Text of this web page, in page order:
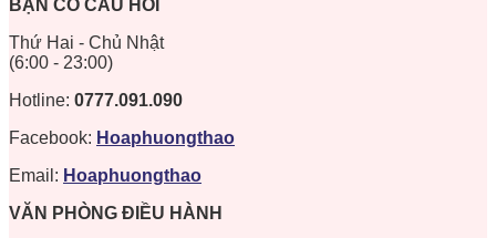
BẠN CÓ CÂU HỎI
Thứ Hai - Chủ Nhật
(6:00 - 23:00)
Hotline: 0777.091.090
Facebook: Hoaphuongthao
Email: Hoaphuongthao
VĂN PHÒNG ĐIỀU HÀNH